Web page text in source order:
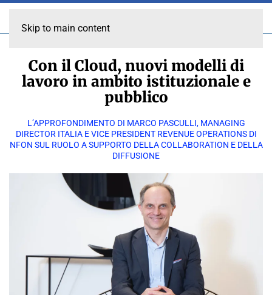
Skip to main content
Con il Cloud, nuovi modelli di
lavoro in ambito istituzionale e
pubblico
L’APPROFONDIMENTO DI MARCO PASCULLI, MANAGING
DIRECTOR ITALIA E VICE PRESIDENT REVENUE OPERATIONS DI
NFON SUL RUOLO A SUPPORTO DELLA COLLABORATION E DELLA
DIFFUSIONE